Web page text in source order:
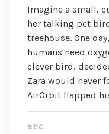
Imagine a small,
her talking pet
treehouse. One
humans need
clever bird,
Zara would never
AirOrbit flapped
abc